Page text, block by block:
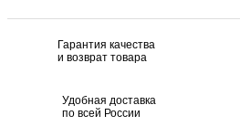
Гарантия качества
и возврат товара
Удобная доставка
по всей России